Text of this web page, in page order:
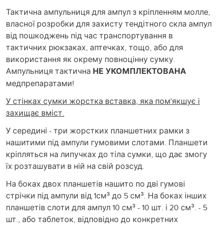
Тактична ампульниця для ампул з кріпленням молле,
власної розробки для захисту тендітного скла ампул
від пошкоджень під час транспортування в
тактичних рюкзаках, аптечках, тощо, або для
використання як окрему повноцінну сумку.
Ампульниця тактична НЕ УКОМПЛЕКТОВАНА
медпрепаратами!
У стінках сумки жорстка вставка, яка пом'якшує і
захищає вміст.
У середині - три жорстких планшетних рамки з
нашитими під ампули гумовими слотами. Планшети
кріпляться на липучках до тіла сумки, що дає змогу
їх розташувати в ній на свій розсуд.
На боках двох планшетів нашито по дві гумові
стрічки під ампули від 1см³ до 5 см³. На боках інших
планшетів слоти для ампул 10 см³ - 10 шт. і 20 см³. - 5
шт., або таблеток, відповідно до конкретних